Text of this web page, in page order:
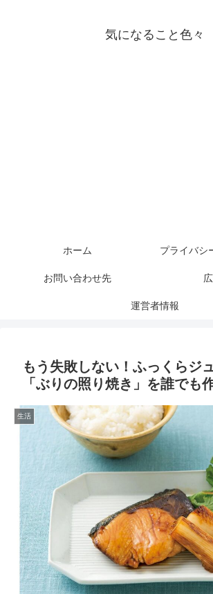
気になること色々
ホーム プライバシ
お問い合わせ先
運営者情報
もう失敗しない！ふっくらジ
「ぶりの照り焼き」を誰でも
生活